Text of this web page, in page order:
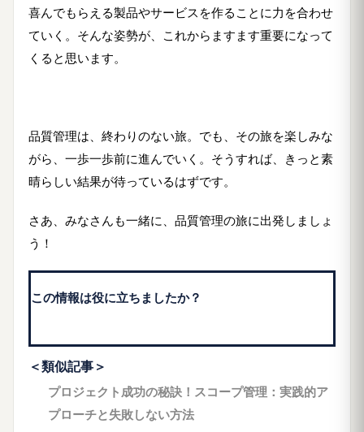
喜んでもらえる製品やサービスを作ることに力を合わせ
ていく。そんな姿勢が、これからますます重要になって
くると思います。
品質管理は、終わりのない旅。でも、その旅を楽しみな
がら、一歩一歩前に進んでいく。そうすれば、きっと素
晴らしい結果が待っているはずです。
さあ、みなさんも一緒に、品質管理の旅に出発しましょ
う！
この情報は役に立ちましたか？
＜類似記事＞
プロジェクト成功の秘訣！スコープ管理：実践的ア
プローチと失敗しない方法